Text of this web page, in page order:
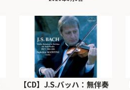
【CD】J.S.バッハ：無伴奏